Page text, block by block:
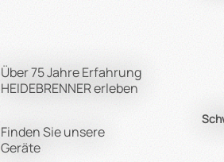
Über 75 Jahre Erfahrung
HEIDEBRENNER erleben
Finden Sie unsere
Geräte